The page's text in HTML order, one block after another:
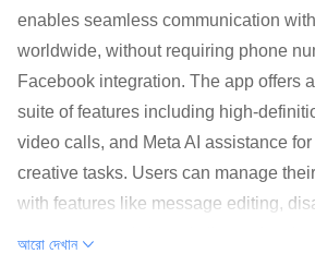
enables seamless communication
worldwide, without requiring phone
Facebook integration. The app offers
suite of features including high-
video calls, and Meta AI assistance
creative tasks. Users can manage
with features like message editing,
আরো দেখান